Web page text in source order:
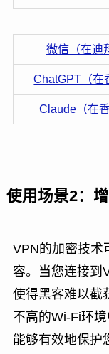
微信（在迪
ChatGPT（在
Claude（在香
使用场景2：
VPN的加密技术
容。当您连接到
使得黑客难以截
不高的Wi-Fi环
能够有效地保护